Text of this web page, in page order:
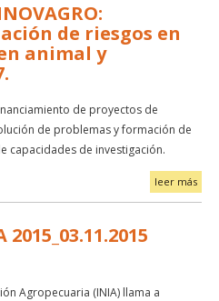
de riesgos en
animal y
de proyectos de
de problemas y formación de
capacidades de investigación.
leer más
Agropecuaria (INIA) llama a